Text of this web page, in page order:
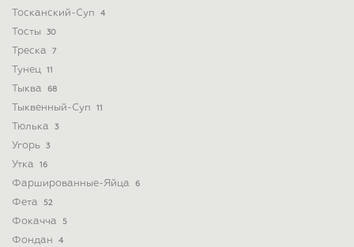
Тосканский-Суп 4
Тосты 30
Треска 7
Тунец 11
Тыква 68
Тыквенный-Суп 11
Тюлька 3
Угорь 3
Утка 16
Фаршированные-Яйца 6
Фета 52
Фокачча 5
Фондан 4